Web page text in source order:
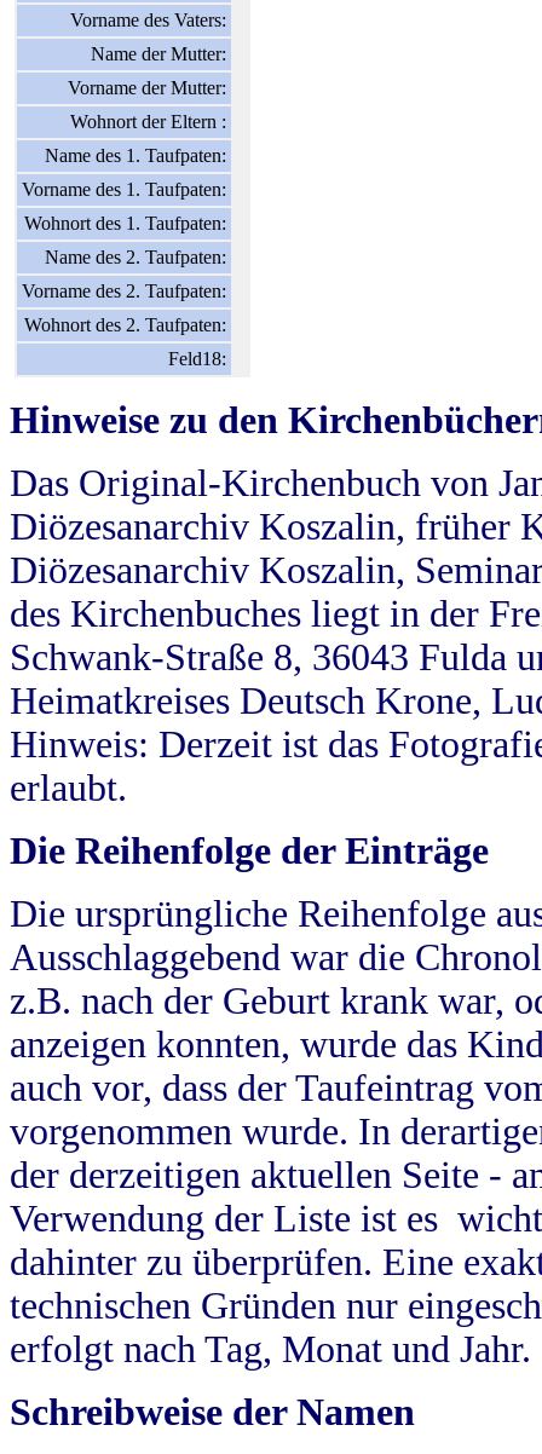
Vorname des Vaters:
Name der Mutter:
Vorname der Mutter:
Wohnort der Eltern :
Name des 1. Taufpaten:
Vorname des 1. Taufpaten:
Wohnort des 1. Taufpaten:
Name des 2. Taufpaten:
Vorname des 2. Taufpaten:
Wohnort des 2. Taufpaten:
Feld18:
Hinweise zu den
Das Original-Kirchenbuch von
Diözesanarchiv Koszalin, früher
Diözesanarchiv Koszalin,
des Kirchenbuches liegt in der
Schwank-Straße 8, 36043 Fulda
Heimatkreises Deutsch Krone,
Hinweis: Derzeit ist das
erlaubt.
Die Reihenfolge der Einträge
Die ursprüngliche Reihenfolge
Ausschlaggebend war die
z.B. nach der Geburt krank war,
anzeigen konnten, wurde das
auch vor, dass der Taufeintrag
vorgenommen wurde. In
der derzeitigen aktuellen Seite -
Verwendung der Liste ist es
dahinter zu überprüfen. Eine
technischen Gründen nur
erfolgt nach Tag, Monat und Jahr.
Schreibweise der Namen